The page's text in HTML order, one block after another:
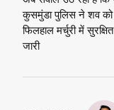
कुसमुंडा पुलिस ने शव को
फिलहाल मर्चुरी में
जारी